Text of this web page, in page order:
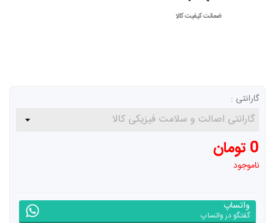
ضمانت کیفیت کالا
گارانتی :
0 تومان
ناموجود
واتساپ
گفتگو در واتساپ